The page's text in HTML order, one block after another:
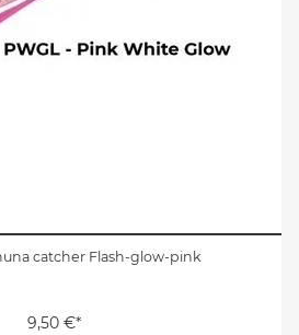
catcher Flash-glow-pink
9,50 €*